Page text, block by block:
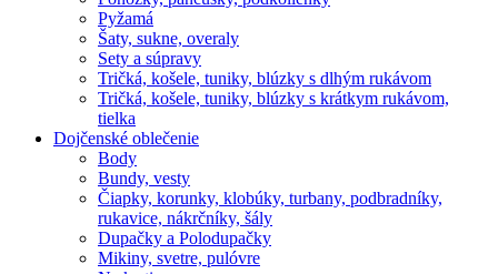
Pyžamá
Šaty, sukne, overaly
Sety a súpravy
Tričká, košele, tuniky, blúzky s dlhým rukávom
Tričká, košele, tuniky, blúzky s krátkym rukávom,
tielka
Dojčenské oblečenie
Body
Bundy, vesty
Čiapky, korunky, klobúky, turbany, podbradníky,
rukavice, nákrčníky, šály
Dupačky a Polodupačky
Mikiny, svetre, pulóvre